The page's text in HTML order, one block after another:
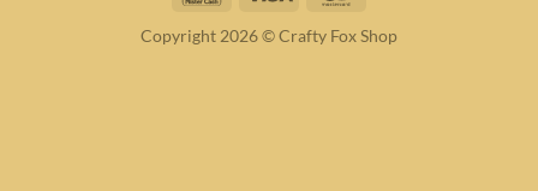
Copyright 2026 © Crafty Fox Shop